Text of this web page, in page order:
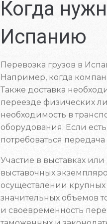
Когда
Испанию
Перевозка грузов в
Например, когда
Также доставка
переезде физических
необходимость в
оборудования. Если
потребоваться
выставочных
осуществлении
и своевременность